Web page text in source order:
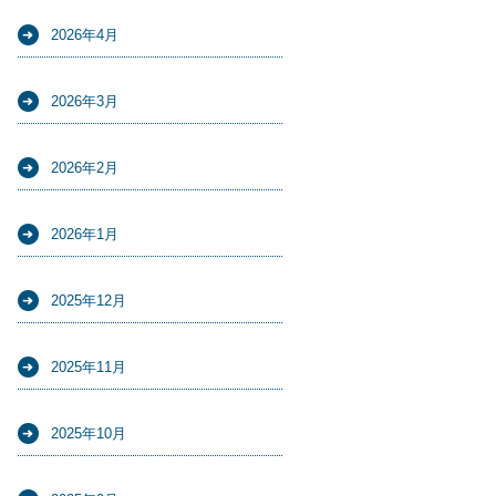
2026年4月
2026年3月
2026年2月
2026年1月
2025年12月
2025年11月
2025年10月